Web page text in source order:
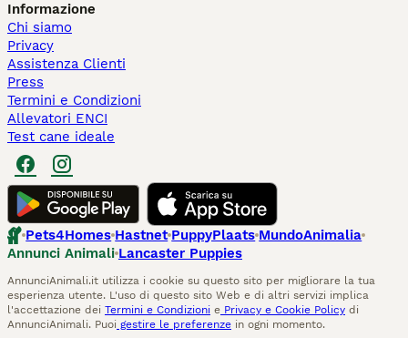
Informazione
Chi siamo
Privacy
Assistenza Clienti
Press
Termini e Condizioni
Allevatori ENCI
Test cane ideale
Pets4Homes Hastnet PuppyPlaats MundoAnimalia
Annunci Animali Lancaster Puppies
AnnunciAnimali.it utilizza i cookie su questo sito per migliorare la tua
esperienza utente. L'uso di questo sito Web e di altri servizi implica
l'accettazione dei Termini e Condizioni e Privacy e Cookie Policy di
AnnunciAnimali. Puoi gestire le preferenze in ogni momento.